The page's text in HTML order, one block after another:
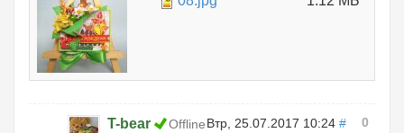
T-bear Offline Втр, 25.07.2017 10:24 # 0